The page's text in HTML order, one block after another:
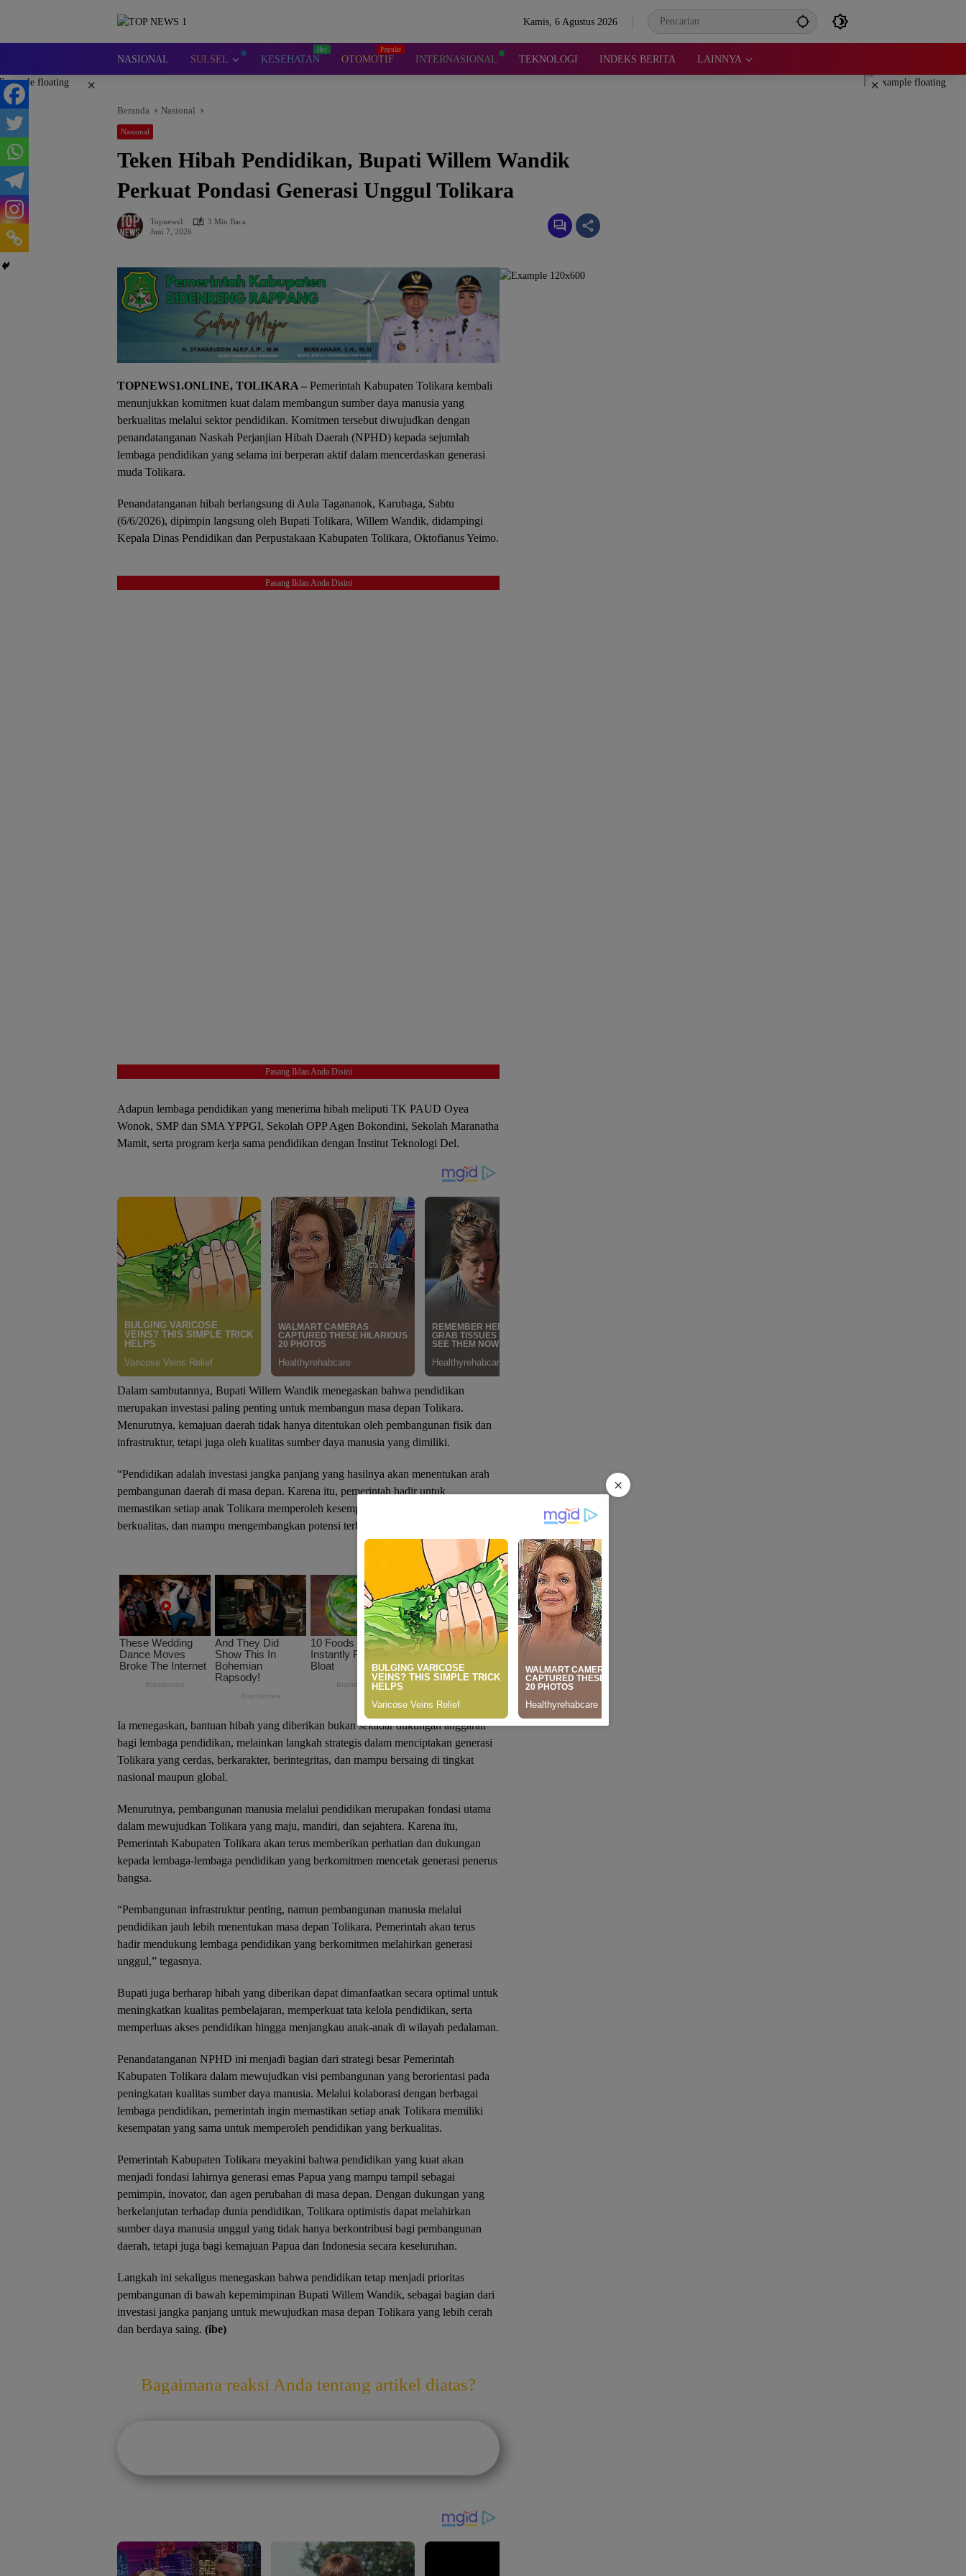
Kamis, 6 Agustus 2026
NASIONAL SULSEL KESEHATAN OTOMOTIF INTERNASIONAL TEKNOLOGI INDEKS BERITA LAINNYA
× ×
Beranda Nasional
Nasional
Teken Hibah Pendidikan, Bupati Willem Wandik
Perkuat Pondasi Generasi Unggul Tolikara
Topnews1
3 Min Baca
Juni 7, 2026
TOPNEWS1.ONLINE, TOLIKARA – Pemerintah Kabupaten Tolikara kembali
menunjukkan komitmen kuat dalam membangun sumber daya manusia yang
berkualitas melalui sektor pendidikan. Komitmen tersebut diwujudkan dengan
penandatanganan Naskah Perjanjian Hibah Daerah (NPHD) kepada sejumlah
lembaga pendidikan yang selama ini berperan aktif dalam mencerdaskan generasi
muda Tolikara.
Penandatanganan hibah berlangsung di Aula Tagananok, Karubaga, Sabtu
(6/6/2026), dipimpin langsung oleh Bupati Tolikara, Willem Wandik, didampingi
Kepala Dinas Pendidikan dan Perpustakaan Kabupaten Tolikara, Oktofianus Yeimo.
Pasang Iklan Anda Disini
Pasang Iklan Anda Disini
Adapun lembaga pendidikan yang menerima hibah meliputi TK PAUD Oyea
Wonok, SMP dan SMA YPPGI, Sekolah OPP Agen Bokondini, Sekolah Maranatha
Mamit, serta program kerja sama pendidikan dengan Institut Teknologi Del.
Dalam sambutannya, Bupati Willem Wandik menegaskan bahwa pendidikan
merupakan investasi paling penting untuk membangun masa depan Tolikara.
Menurutnya, kemajuan daerah tidak hanya ditentukan oleh pembangunan fisik dan
infrastruktur, tetapi juga oleh kualitas sumber daya manusia yang dimiliki.
“Pendidikan adalah investasi jangka panjang yang hasilnya akan menentukan arah
pembangunan daerah di masa depan. Karena itu, pemerintah hadir untuk
memastikan setiap anak Tolikara memperoleh kesempatan belajar yang layak,
berkualitas, dan mampu mengembangkan potensi terbaiknya,” ujar Willem Wandik.
Ia menegaskan, bantuan hibah yang diberikan bukan sekadar dukungan anggaran
bagi lembaga pendidikan, melainkan langkah strategis dalam menciptakan generasi
Tolikara yang cerdas, berkarakter, berintegritas, dan mampu bersaing di tingkat
nasional maupun global.
Menurutnya, pembangunan manusia melalui pendidikan merupakan fondasi utama
dalam mewujudkan Tolikara yang maju, mandiri, dan sejahtera. Karena itu,
Pemerintah Kabupaten Tolikara akan terus memberikan perhatian dan dukungan
kepada lembaga-lembaga pendidikan yang berkomitmen mencetak generasi penerus
bangsa.
“Pembangunan infrastruktur penting, namun pembangunan manusia melalui
pendidikan jauh lebih menentukan masa depan Tolikara. Pemerintah akan terus
hadir mendukung lembaga pendidikan yang berkomitmen melahirkan generasi
unggul,” tegasnya.
Bupati juga berharap hibah yang diberikan dapat dimanfaatkan secara optimal untuk
meningkatkan kualitas pembelajaran, memperkuat tata kelola pendidikan, serta
memperluas akses pendidikan hingga menjangkau anak-anak di wilayah pedalaman.
Penandatanganan NPHD ini menjadi bagian dari strategi besar Pemerintah
Kabupaten Tolikara dalam mewujudkan visi pembangunan yang berorientasi pada
peningkatan kualitas sumber daya manusia. Melalui kolaborasi dengan berbagai
lembaga pendidikan, pemerintah ingin memastikan setiap anak Tolikara memiliki
kesempatan yang sama untuk memperoleh pendidikan yang berkualitas.
Pemerintah Kabupaten Tolikara meyakini bahwa pendidikan yang kuat akan
menjadi fondasi lahirnya generasi emas Papua yang mampu tampil sebagai
pemimpin, inovator, dan agen perubahan di masa depan. Dengan dukungan yang
berkelanjutan terhadap dunia pendidikan, Tolikara optimistis dapat melahirkan
sumber daya manusia unggul yang tidak hanya berkontribusi bagi pembangunan
daerah, tetapi juga bagi kemajuan Papua dan Indonesia secara keseluruhan.
Langkah ini sekaligus menegaskan bahwa pendidikan tetap menjadi prioritas
pembangunan di bawah kepemimpinan Bupati Willem Wandik, sebagai bagian dari
investasi jangka panjang untuk mewujudkan masa depan Tolikara yang lebih cerah
dan berdaya saing. (ibe)
Bagaimana reaksi Anda tentang artikel diatas?
×